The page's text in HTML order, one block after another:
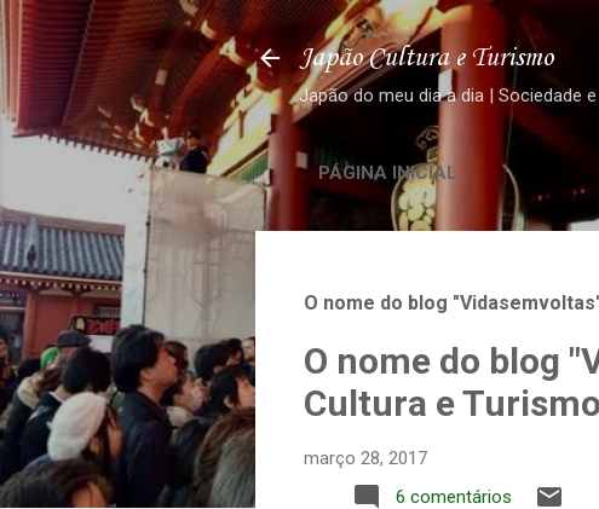
Japão Cultura e Turismo
Japão do meu dia a dia | Sociedade
PÁGINA INICIAL
O nome do blog
O nome do blog
Cultura e Turismo
março 28, 2017
6 comentários